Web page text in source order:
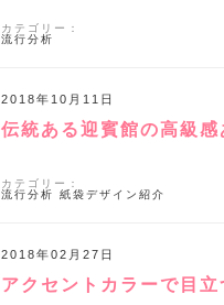
カテゴリー：
流行分析
伝統ある迎賓館の高級感
2018年10月11日
カテゴリー：
流行分析
紙袋デザイン紹介
アクセントカラーで目立
2018年02月27日